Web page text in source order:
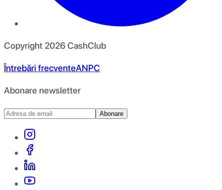
Copyright 2026CashClub
Întrebări frecventeANPC
Abonare newsletter
Abonare